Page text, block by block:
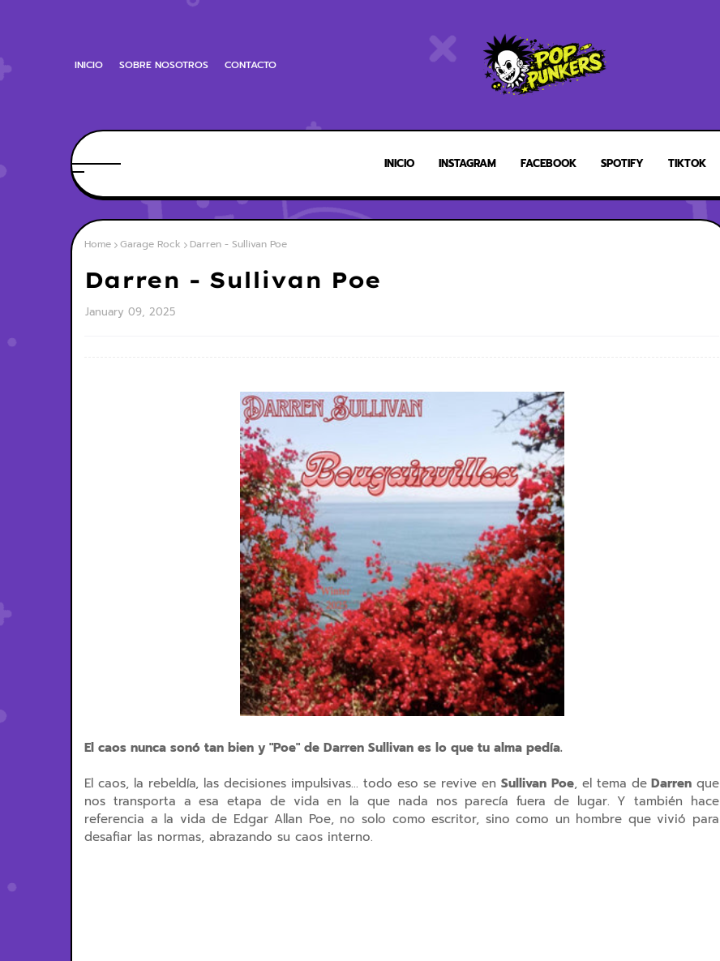
INICIO SOBRE NOSOTROS CONTACTO
INICIO INSTAGRAM FACEBOOK SPOTIFY TIKTOK
Home Garage Rock Darren - Sullivan Poe
Darren - Sullivan Poe
January 09, 2025
El caos nunca sonó tan bien y "Poe" de Darren Sullivan es lo que tu alma pedía.
El caos, la rebeldía, las decisiones impulsivas... todo eso se revive en Sullivan Poe, el tema de Darren que
nos transporta a esa etapa de vida en la que nada nos parecía fuera de lugar. Y también hace
referencia a la vida de Edgar Allan Poe, no solo como escritor, sino como un hombre que vivió para
desafiar las normas, abrazando su caos interno.